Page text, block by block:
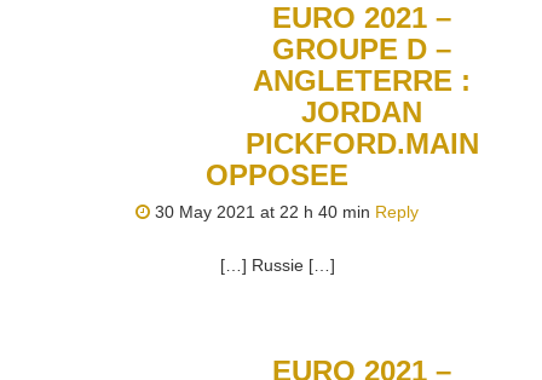
EURO 2021 –
GROUPE D –
ANGLETERRE :
JORDAN
PICKFORD.MAIN
OPPOSEE
30 May 2021 at 22 h 40 min Reply
[…] Russie […]
EURO 2021 –